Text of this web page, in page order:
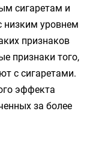
сигаретам и
низким уровнем
признаков
признаки того,
с сигаретами.
эффекта
за более